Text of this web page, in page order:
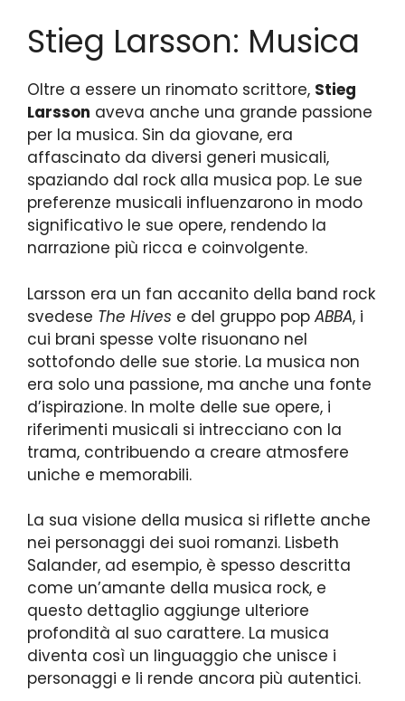
Stieg Larsson: Musica
Oltre a essere un rinomato scrittore, Stieg
Larsson aveva anche una grande passione
per la musica. Sin da giovane, era
affascinato da diversi generi musicali,
spaziando dal rock alla musica pop. Le sue
preferenze musicali influenzarono in modo
significativo le sue opere, rendendo la
narrazione più ricca e coinvolgente.
Larsson era un fan accanito della band rock
svedese The Hives e del gruppo pop ABBA, i
cui brani spesse volte risuonano nel
sottofondo delle sue storie. La musica non
era solo una passione, ma anche una fonte
d’ispirazione. In molte delle sue opere, i
riferimenti musicali si intrecciano con la
trama, contribuendo a creare atmosfere
uniche e memorabili.
La sua visione della musica si riflette anche
nei personaggi dei suoi romanzi. Lisbeth
Salander, ad esempio, è spesso descritta
come un’amante della musica rock, e
questo dettaglio aggiunge ulteriore
profondità al suo carattere. La musica
diventa così un linguaggio che unisce i
personaggi e li rende ancora più autentici.